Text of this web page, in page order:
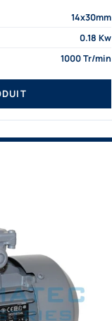
14x30mm
0.18 Kw
1000 Tr/min